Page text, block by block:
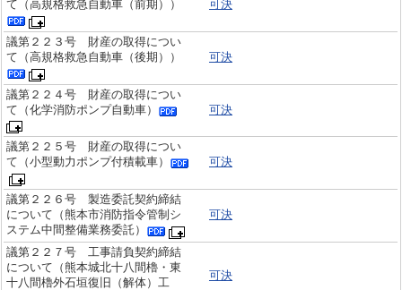
て（高規格救急自動車（前期））
可決
議第２２３号 財産の取得につい
て（高規格救急自動車（後期））
可決
議第２２４号 財産の取得につい
て（化学消防ポンプ自動車）
可決
議第２２５号 財産の取得につい
て（小型動力ポンプ付積載車）
可決
議第２２６号 製造委託契約締結
について（熊本市消防指令管制シ
ステム中間整備業務委託）
可決
議第２２７号 工事請負契約締結
について（熊本城北十八間櫓・東
十八間櫓外石垣復旧（解体）工
可決